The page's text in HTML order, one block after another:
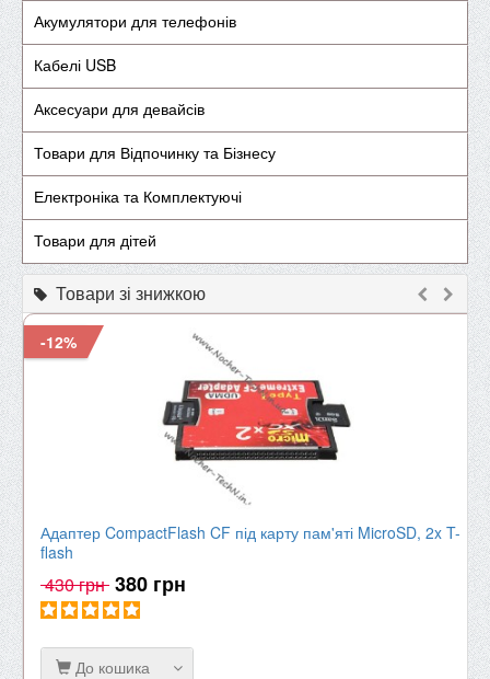
Акумулятори для телефонів
Кабелі USB
Аксесуари для девайсів
Товари для Відпочинку та Бізнесу
Електроніка та Комплектуючі
Товари для дітей
Товари зі знижкою
-12%
Адаптер CompactFlash CF під карту пам'яті MicroSD, 2x T-
flash
430 грн 380 грн
До кошика